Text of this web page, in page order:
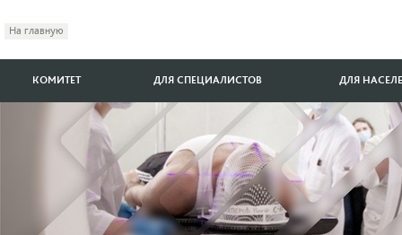
На главную
КОМИТЕТ ДЛЯ СПЕЦИАЛИСТОВ ДЛЯ